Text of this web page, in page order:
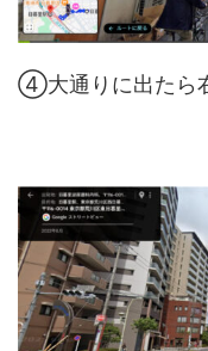
④大通りに出たら